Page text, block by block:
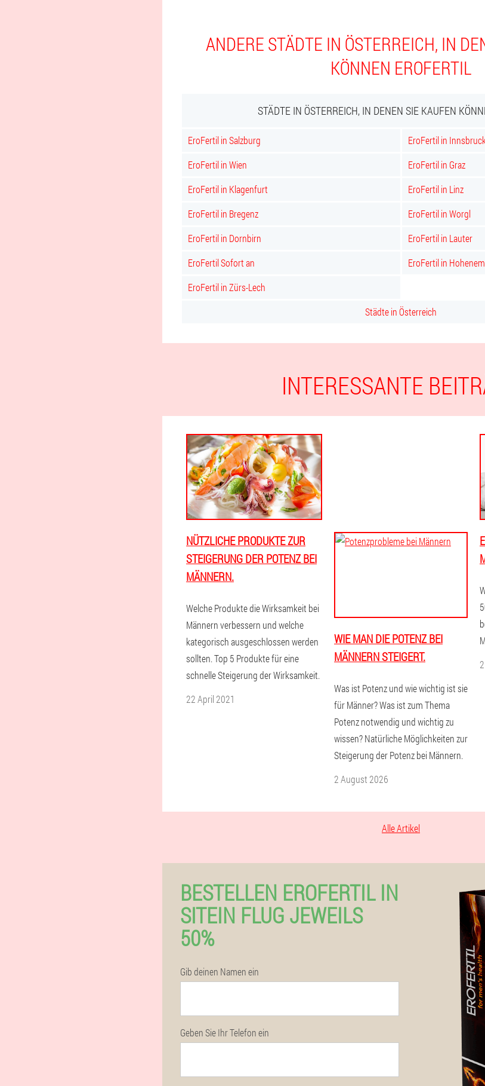
ANDERE STÄDTE IN ÖSTERREICH, IN
KÖNNEN EROFERTIL
STÄDTE IN ÖSTERREICH, IN DENEN SIE KAUFEN
EroFertil in Salzburg
EroFertil in Innsbruck
EroFertil in Wien
EroFertil in Graz
EroFertil in Klagenfurt
EroFertil in Linz
EroFertil in Bregenz
EroFertil in Worgl
EroFertil in Dornbirn
EroFertil in Lauter
EroFertil Sofort an
EroFertil in
EroFertil in Zürs-Lech
Städte in Österreich
INTERESSANTE
NÜTZLICHE PRODUKTE ZUR
STEIGERUNG DER POTENZ BEI
MÄNNERN.
Welche Produkte die Wirksamkeit bei
Männern verbessern und welche
kategorisch ausgeschlossen werden
sollten. Top 5 Produkte für eine
schnelle Steigerung der Wirksamkeit.
22 April 2021
WIE MAN DIE POTENZ BEI
MÄNNERN STEIGERT.
Was ist Potenz und wie wichtig ist sie
für Männer? Was ist zum Thema
Potenz notwendig und wichtig zu
wissen? Natürliche Möglichkeiten zur
Steigerung der Potenz bei Männern.
2 August 2026
Alle Artikel
BESTELLEN EROFERTIL IN
SITEIN FLUG JEWEILS
50%
Gib deinen Namen ein
Geben Sie Ihr Telefon ein